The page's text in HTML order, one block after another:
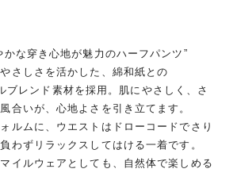
かな穿き心地が魅力のハーフパンツ”
さしさを活かした、綿和紙との
レンド素材を採用。肌にやさしく、さ
合いが、心地よさを引き立てます。
ルムに、ウエストはドローコードでさり
わずリラックスしてはける一着です。
イルウェアとしても、自然体で楽しめる